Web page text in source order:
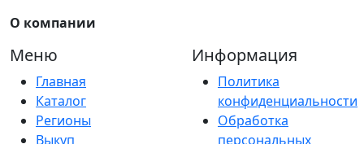
О компании
Меню
Главная
Каталог
Регионы
Выкуп
Информация
Политика
конфиденциальности
Обработка
персональных